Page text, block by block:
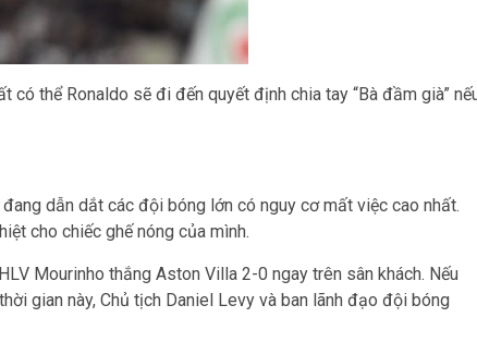
thể Ronaldo sẽ đi đến quyết định chia tay “Bà đầm già”
dẫn dắt các đội bóng lớn có nguy cơ mất việc cao nhất.
cho chiếc ghế nóng của mình.
Mourinho thắng Aston Villa 2-0 ngay trên sân khách. Nếu
gian này, Chủ tịch Daniel Levy và ban lãnh đạo đội bóng